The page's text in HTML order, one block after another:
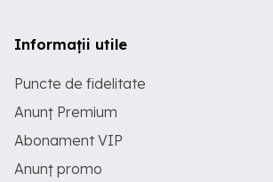
Informații utile
Puncte de fidelitate
Anunț Premium
Abonament VIP
Anunț promo